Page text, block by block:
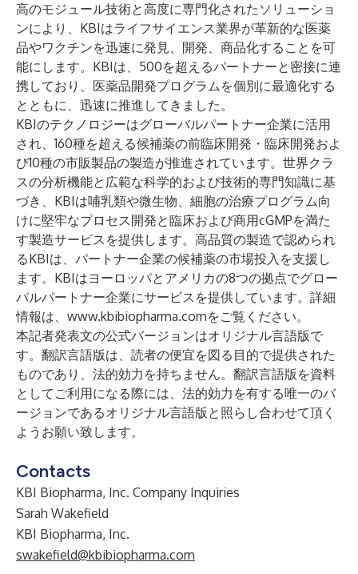
高のモジュール技術と高度に専門化されたソリューショ
ンにより、KBIはライフサイエンス業界が革新的な医薬
品やワクチンを迅速に発見、開発、商品化することを可
能にします。KBIは、500を超えるパートナーと密接に連
携しており、医薬品開発プログラムを個別に最適化する
とともに、迅速に推進してきました。
KBIのテクノロジーはグローバルパートナー企業に活用
され、160種を超える候補薬の前臨床開発・臨床開発およ
び10種の市販製品の製造が推進されています。世界クラ
スの分析機能と広範な科学的および技術的専門知識に基
づき、KBIは哺乳類や微生物、細胞の治療プログラム向
けに堅牢なプロセス開発と臨床および商用cGMPを満た
す製造サービスを提供します。高品質の製造で認められ
るKBIは、パートナー企業の候補薬の市場投入を支援し
ます。KBIはヨーロッパとアメリカの8つの拠点でグロー
バルパートナー企業にサービスを提供しています。詳細
情報は、 www.kbibiopharma.comをご覧ください。
本記者発表文の公式バージョンはオリジナル言語版で
す。翻訳言語版は、読者の便宜を図る目的で提供された
ものであり、法的効力を持ちません。翻訳言語版を資料
としてご利用になる際には、法的効力を有する唯一のバ
ージョンであるオリジナル言語版と照らし合わせて頂く
ようお願い致します。
Contacts
KBI Biopharma, Inc. Company Inquiries
Sarah Wakefield
KBI Biopharma, Inc.
swakefield@kbibiopharma.com